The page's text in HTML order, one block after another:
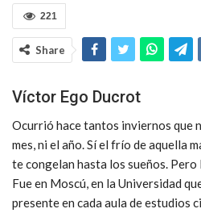
221
Share
Víctor Ego Ducrot
Ocurrió hace tantos inviernos que
mes, ni el año. Sí el frío de aquella
te congelan hasta los sueños. Pero
Fue en Moscú, en la Universidad
presente en cada aula de estudios